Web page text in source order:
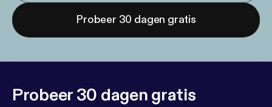
Probeer 30 dagen gratis
Probeer 30 dagen gratis